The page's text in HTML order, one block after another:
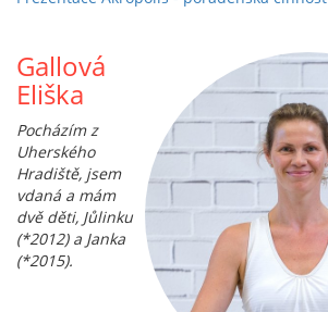
Gallová
Eliška
Pocházím z
Uherského
Hradiště, jsem
vdaná a mám
dvě děti, Jůlinku
(*2012) a Janka
(*2015).